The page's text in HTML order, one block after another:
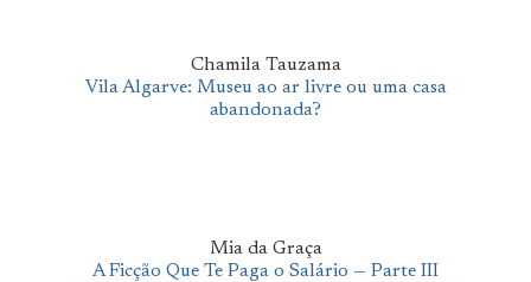
Chamila Tauzama
Vila Algarve: Museu ao ar livre ou uma casa
abandonada?
Mia da Graça
A Ficção Que Te Paga o Salário — Parte III